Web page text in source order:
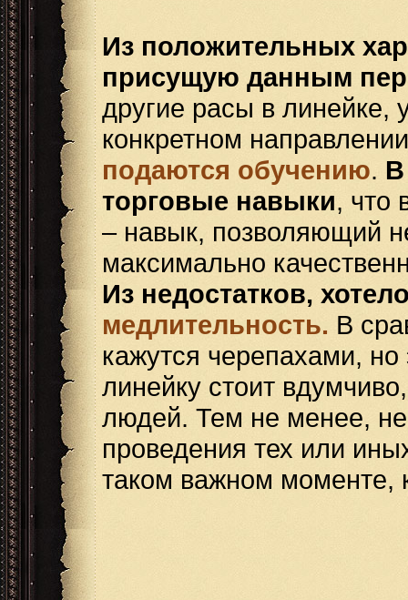
Из положительных
присущую данным
другие расы в линейке,
конкретном
подаются обучению. В
торговые навыки, что
– навык, позволяющий
максимально
Из недостатков,
медлительность. В
кажутся черепахами, но
линейку стоит
людей. Тем не менее, не
проведения тех или
таком важном моменте,